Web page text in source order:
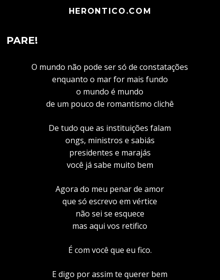
HERONTICO.COM
PARE!
O mundo não pode ser só de constatações
enquanto o mar for mais fundo
o mundo é mundo
de um pouco de romantismo clichê
De tudo que as instituições falam
ongs, ministros e sabiás
presidentes e marajás
você já sabe muito bem
Agora do meu penar de amor
que só escrevo em vértice
não sei se esquece
mas aqui vos retifico
É com você que eu fico.
E digo por assim te querer bem